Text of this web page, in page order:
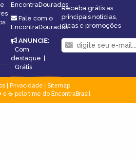
EncontraDourados
Fale com o
EncontraDourados
ANUNCIE:
Com
destaque
Grátis
Receba grátis as
principais notícias,
dicas e promoções
| Privacidade
Sitemap
☕ pelo time do EncontraBrasil